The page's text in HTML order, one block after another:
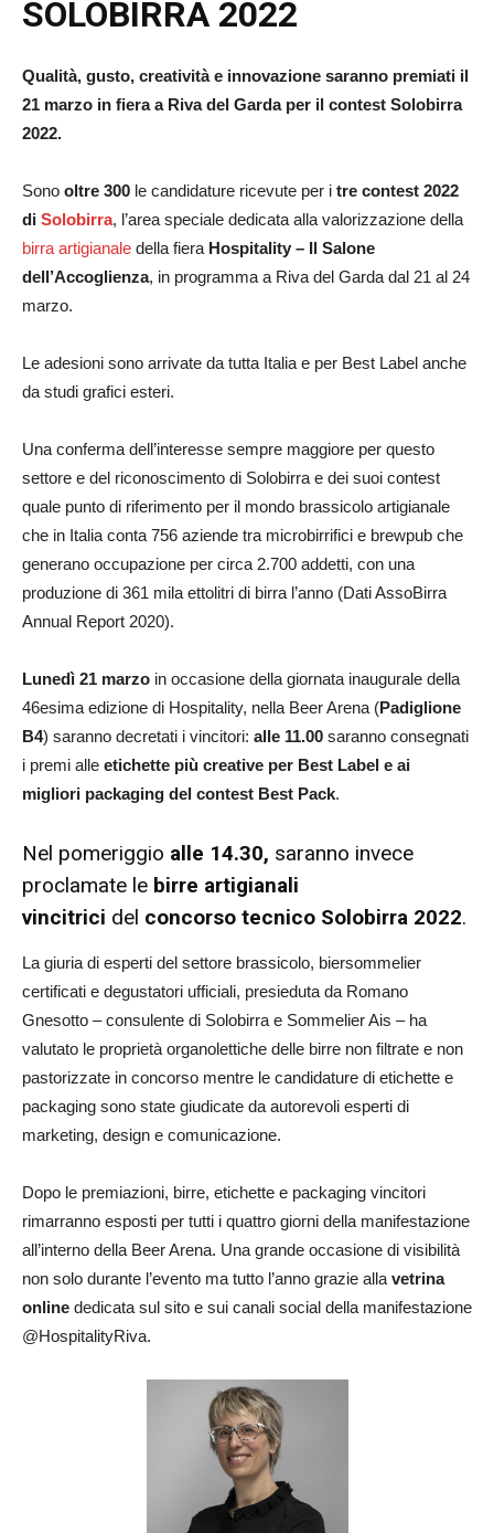
SOLOBIRRA 2022
Qualità, gusto, creatività e innovazione saranno premiati il
21 marzo in fiera a Riva del Garda per il contest Solobirra
2022.
Sono oltre 300 le candidature ricevute per i tre contest 2022
di Solobirra, l’area speciale dedicata alla valorizzazione della
birra artigianale della fiera Hospitality – Il Salone
dell’Accoglienza, in programma a Riva del Garda dal 21 al 24
marzo.
Le adesioni sono arrivate da tutta Italia e per Best Label anche
da studi grafici esteri.
Una conferma dell’interesse sempre maggiore per questo
settore e del riconoscimento di Solobirra e dei suoi contest
quale punto di riferimento per il mondo brassicolo artigianale
che in Italia conta 756 aziende tra microbirrifici e brewpub che
generano occupazione per circa 2.700 addetti, con una
produzione di 361 mila ettolitri di birra l’anno (Dati AssoBirra
Annual Report 2020).
Lunedì 21 marzo in occasione della giornata inaugurale della
46esima edizione di Hospitality, nella Beer Arena (Padiglione
B4) saranno decretati i vincitori: alle 11.00 saranno consegnati
i premi alle etichette più creative per Best Label e ai
migliori packaging del contest Best Pack.
Nel pomeriggio alle 14.30, saranno invece
proclamate le birre artigianali
vincitrici del concorso tecnico Solobirra 2022.
La giuria di esperti del settore brassicolo, biersommelier
certificati e degustatori ufficiali, presieduta da Romano
Gnesotto – consulente di Solobirra e Sommelier Ais – ha
valutato le proprietà organolettiche delle birre non filtrate e non
pastorizzate in concorso mentre le candidature di etichette e
packaging sono state giudicate da autorevoli esperti di
marketing, design e comunicazione.
Dopo le premiazioni, birre, etichette e packaging vincitori
rimarranno esposti per tutti i quattro giorni della manifestazione
all’interno della Beer Arena. Una grande occasione di visibilità
non solo durante l’evento ma tutto l’anno grazie alla vetrina
online dedicata sul sito e sui canali social della manifestazione
@HospitalityRiva.